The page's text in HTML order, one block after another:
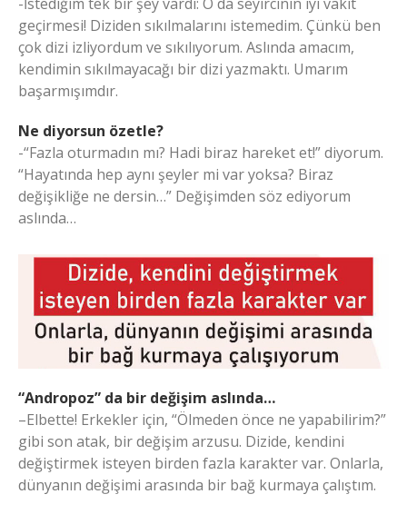
geçirmesi! Diziden sıkılmalarını istemedim. Çünkü ben
çok dizi izliyordum ve sıkılıyorum. Aslında amacım,
kendimin sıkılmayacağı bir dizi yazmaktı. Umarım
başarmışımdır.
Ne diyorsun özetle?
-“Fazla oturmadın mı? Hadi biraz hareket et!” diyorum.
“Hayatında hep aynı şeyler mi var yoksa? Biraz
değişikliğe ne dersin…” Değişimden söz ediyorum
aslında…
“Andropoz” da bir değişim aslında…
–Elbette! Erkekler için, “Ölmeden önce ne yapabilirim?”
gibi son atak, bir değişim arzusu. Dizide, kendini
değiştirmek isteyen birden fazla karakter var. Onlarla,
dünyanın değişimi arasında bir bağ kurmaya çalıştım.